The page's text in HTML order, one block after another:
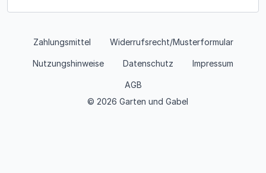
© 2026 Garten und Gabel
Zahlungsmittel Widerrufsrecht/Musterformular
Nutzungshinweise Datenschutz Impressum
AGB